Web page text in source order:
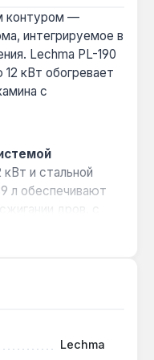
контуром —
интегрируемое в
Lechma PL-190
кВт обогревает
с
и стальной
л обеспечивают
дров, с
к открытой
но и полноценное
Lechma